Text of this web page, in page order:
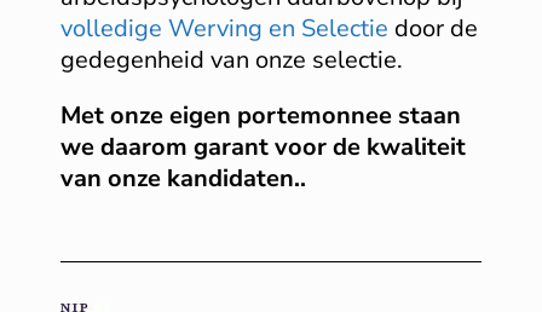
volledige Werving en Selectie door de
gedegenheid van onze selectie.
Met onze eigen portemonnee staan
we daarom garant voor de kwaliteit
van onze kandidaten..